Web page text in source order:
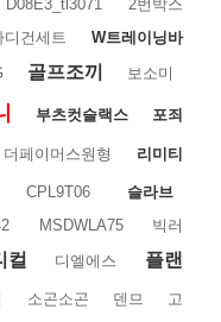
D08E3_tl3071
2번박스
디건세트
W트레이닝바
골프조끼 보소미
부츠컷슬랙스 포죄
더페이머스원형 리미티
CPL9T06
슬라브
MSDWLA75
빅러
컬 디엘에스
플랜
소곤소곤 덴므
고